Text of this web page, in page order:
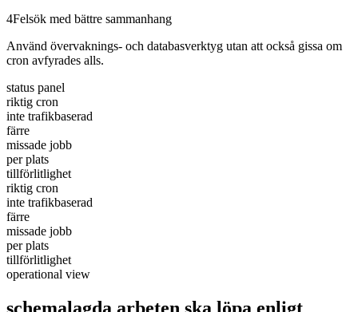
4Felsök med bättre sammanhang
Använd övervaknings- och databasverktyg utan att också gissa om
cron avfyrades alls.
status panel
riktig cron
inte trafikbaserad
färre
missade jobb
per plats
tillförlitlighet
riktig cron
inte trafikbaserad
färre
missade jobb
per plats
tillförlitlighet
operational view